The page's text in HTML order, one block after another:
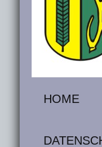
HOME